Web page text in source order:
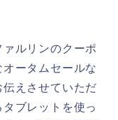
ルリンのクーポ
ータムセールな
えさせていただ
ブレットを使っ